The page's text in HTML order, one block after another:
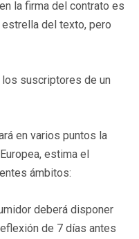
la firma del contrato es
del texto, pero
suscriptores de un
en varios puntos la
estima el
ámbitos:
deberá disponer
de 7 días antes